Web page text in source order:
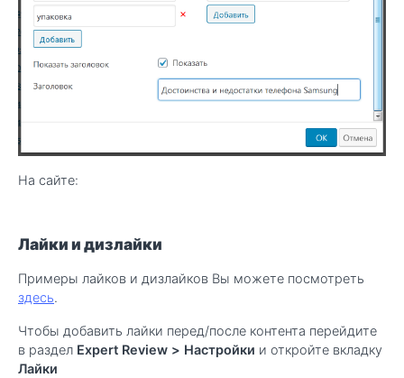
На сайте:
Лайки и дизлайки
Примеры лайков и дизлайков Вы можете посмотреть
здесь.
Чтобы добавить лайки перед/после контента перейдите
в раздел Expert Review > Настройки и откройте вкладку
Лайки